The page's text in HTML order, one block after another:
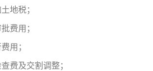
地税；
费用；
用；
费及交割调整；